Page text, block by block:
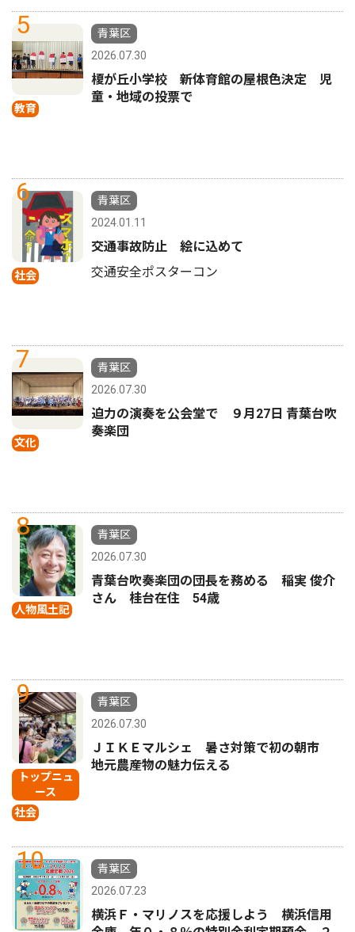
5
教育
青葉区
2026.07.30
榎が丘小学校 新体育館の屋根色決定 児
童・地域の投票で
6
社会
青葉区
2024.01.11
交通事故防止 絵に込めて
交通安全ポスターコン
7
文化
青葉区
2026.07.30
迫力の演奏を公会堂で ９月27日 青葉台吹
奏楽団
8
人物風土記
青葉区
2026.07.30
青葉台吹奏楽団の団長を務める 稲実 俊介
さん 桂台在住 54歳
9
トップニュ
ース
社会
青葉区
2026.07.30
ＪＩＫＥマルシェ 暑さ対策で初の朝市
地元農産物の魅力伝える
10
青葉区
2026.07.23
横浜Ｆ・マリノスを応援しよう 横浜信用